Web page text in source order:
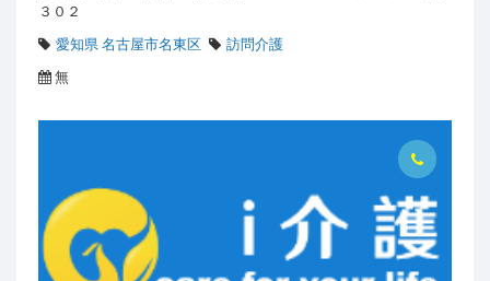
３０２
愛知県 名古屋市名東区
訪問介護
無